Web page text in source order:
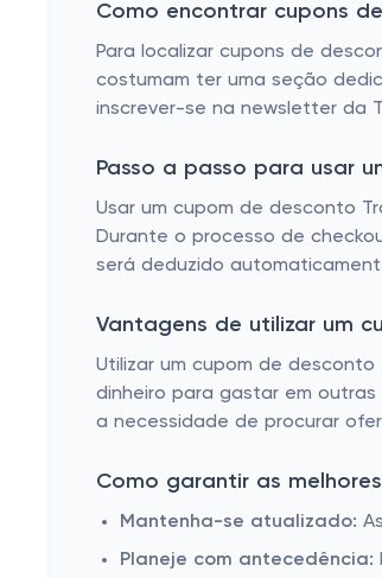
Como encontrar cupons
Para localizar cupons de
costumam ter uma seção
inscrever-se na newsletter da
Passo a passo para usar
Usar um cupom de desconto
Durante o processo de
será deduzido
Vantagens de utilizar um
Utilizar um cupom de
dinheiro para gastar em
a necessidade de procurar
Como garantir as
Mantenha-se atualizado:
Planeje com antecedência: